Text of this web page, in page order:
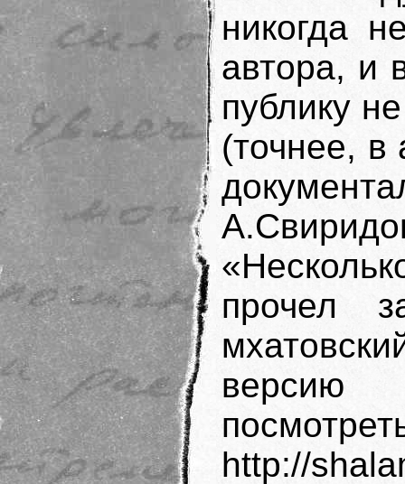
никогда
автора, и
публику
(точнее,
прочел
версию
http://